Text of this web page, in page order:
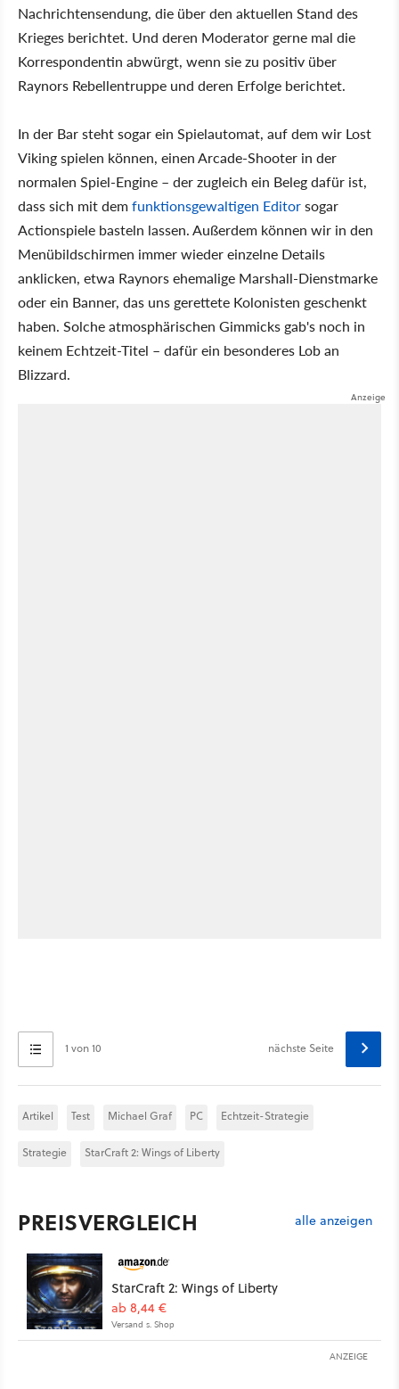
Nachrichtensendung, die über den aktuellen Stand des
Krieges berichtet. Und deren Moderator gerne mal die
Korrespondentin abwürgt, wenn sie zu positiv über
Raynors Rebellentruppe und deren Erfolge berichtet.
In der Bar steht sogar ein Spielautomat, auf dem wir Lost
Viking spielen können, einen Arcade-Shooter in der
normalen Spiel-Engine – der zugleich ein Beleg dafür ist,
dass sich mit demfunktionsgewaltigen Editorsogar
Actionspiele basteln lassen. Außerdem können wir in den
Menübildschirmen immer wieder einzelne Details
anklicken, etwa Raynors ehemalige Marshall-Dienstmarke
oder ein Banner, das uns gerettete Kolonisten geschenkt
haben. Solche atmosphärischen Gimmicks gab's noch in
keinem Echtzeit-Titel – dafür ein besonderes Lob an
Blizzard.
1 von 10 nächste Seite
Artikel Test Michael Graf PC Echtzeit-Strategie
Strategie StarCraft 2: Wings of Liberty
PREISVERGLEICH alle anzeigen
StarCraft 2: Wings of Liberty
ab 8,44 €
Versand s. Shop
ANZEIGE